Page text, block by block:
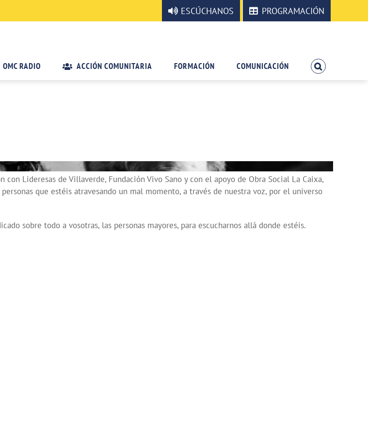
ESCÚCHANOS PROGRAMACIÓN
OMC RADIO ACCIÓN COMUNITARIA FORMACIÓN COMUNICACIÓN
Lideresas de Villaverde, Fundación Vivo Sano y con el apoyo de Obra Social La Caixa,
que estéis atravesando un mal momento, a través de nuestra voz, por el universo
sobre todo a vosotras, las personas mayores, para escucharnos allá donde estéis.